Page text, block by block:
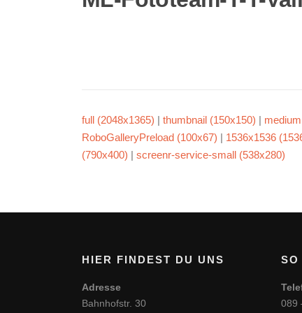
full (2048x1365) | thumbnail (150x150) |
RoboGalleryPreload (100x67) | 1536x1536
(790x400) | screenr-service-small (538x280)
HIER FINDEST DU UNS
Adresse
Bahnhofstr. 30
SO
089